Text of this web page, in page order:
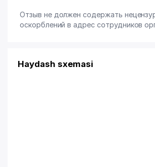
Отзыв не должен содержать
оскорблений в адрес сотрудников
Haydash sxemasi